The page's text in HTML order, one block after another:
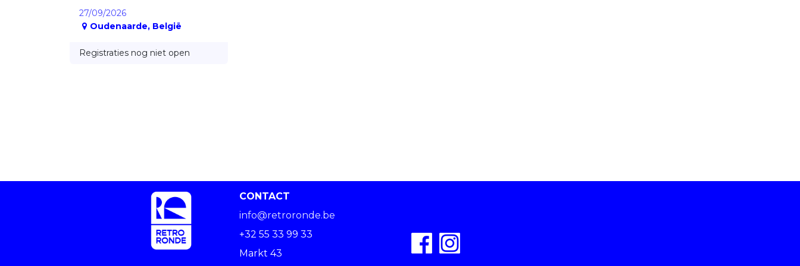
27/09/2026
Oudenaarde, België
Registraties nog niet open
CONTACT
info@retroronde.be
+32 55 33 99 33
Markt 43